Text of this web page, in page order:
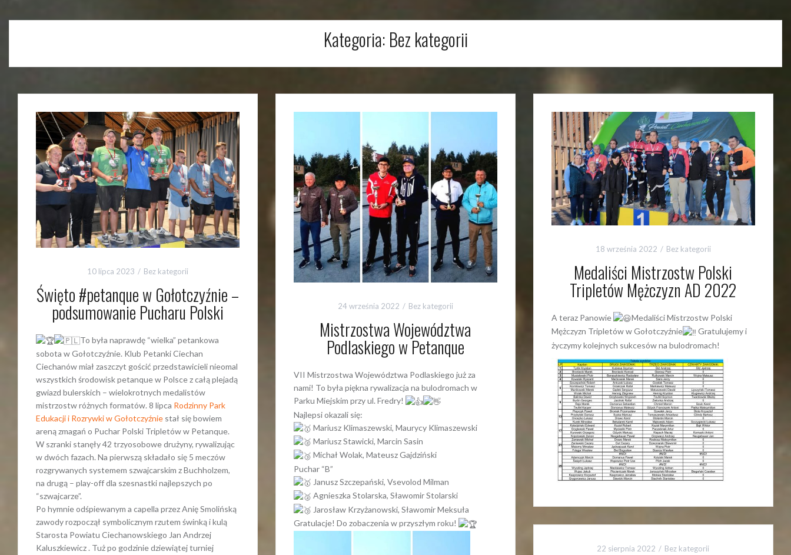
Kategoria: Bez kategorii
10 lipca 2023 Bez kategorii
Święto #petanque w Gołotczyźnie –
podsumowanie Pucharu Polski
To była naprawdę “wielka” petankowa
sobota w Gołotczyźnie. Klub Petanki Ciechan
Ciechanów miał zaszczyt gościć przedstawicieli nieomal
wszystkich środowisk petanque w Polsce z całą plejadą
gwiazd bulerskich – wielokrotnych medalistów
mistrzostw różnych formatów. 8 lipca Rodzinny Park
Edukacji i Rozrywki w Gołotczyźnie stał się bowiem
areną zmagań o Puchar Polski Tripletów w Petanque.
W szranki stanęły 42 trzyosobowe drużyny, rywalizując
w dwóch fazach. Na pierwszą składało się 5 meczów
rozgrywanych systemem szwajcarskim z Buchholzem,
na drugą – play-off dla szesnastki najlepszych po
“szwajcarze”.
Po hymnie odśpiewanym a capella przez Anię Smolińską
zawody rozpoczął symbolicznym rzutem świnką i kulą
Starosta Powiatu Ciechanowskiego Jan Andrzej
Kaluszkiewicz . Tuż po godzinie dziewiątej turniej
24 września 2022 Bez kategorii
Mistrzostwa Województwa
Podlaskiego w Petanque
VII Mistrzostwa Województwa Podlaskiego już za
nami! To była piękna rywalizacja na bulodromach w
Parku Miejskim przy ul. Fredry!
Najlepsi okazali się:
Mariusz Klimaszewski, Maurycy Klimaszewski
Mariusz Stawicki, Marcin Sasin
Michał Wolak, Mateusz Gajdziński
Puchar “B”
Janusz Szczepański, Vsevolod Milman
Agnieszka Stolarska, Sławomir Stolarski
Jarosław Krzyżanowski, Sławomir Meksuła
Gratulacje! Do zobaczenia w przyszłym roku!
18 września 2022 Bez kategorii
Medaliści Mistrzostw Polski
Tripletów Mężczyzn AD 2022
A teraz Panowie
Medaliści Mistrzostw Polski
Mężczyzn Tripletów w Gołotczyźnie
Gratulujemy i
życzymy kolejnych sukcesów na bulodromach!
22 sierpnia 2022 Bez kategorii